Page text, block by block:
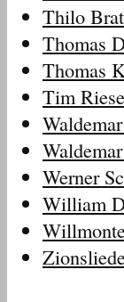
Thilo
Thomas
Thomas
Tim
Werner
William